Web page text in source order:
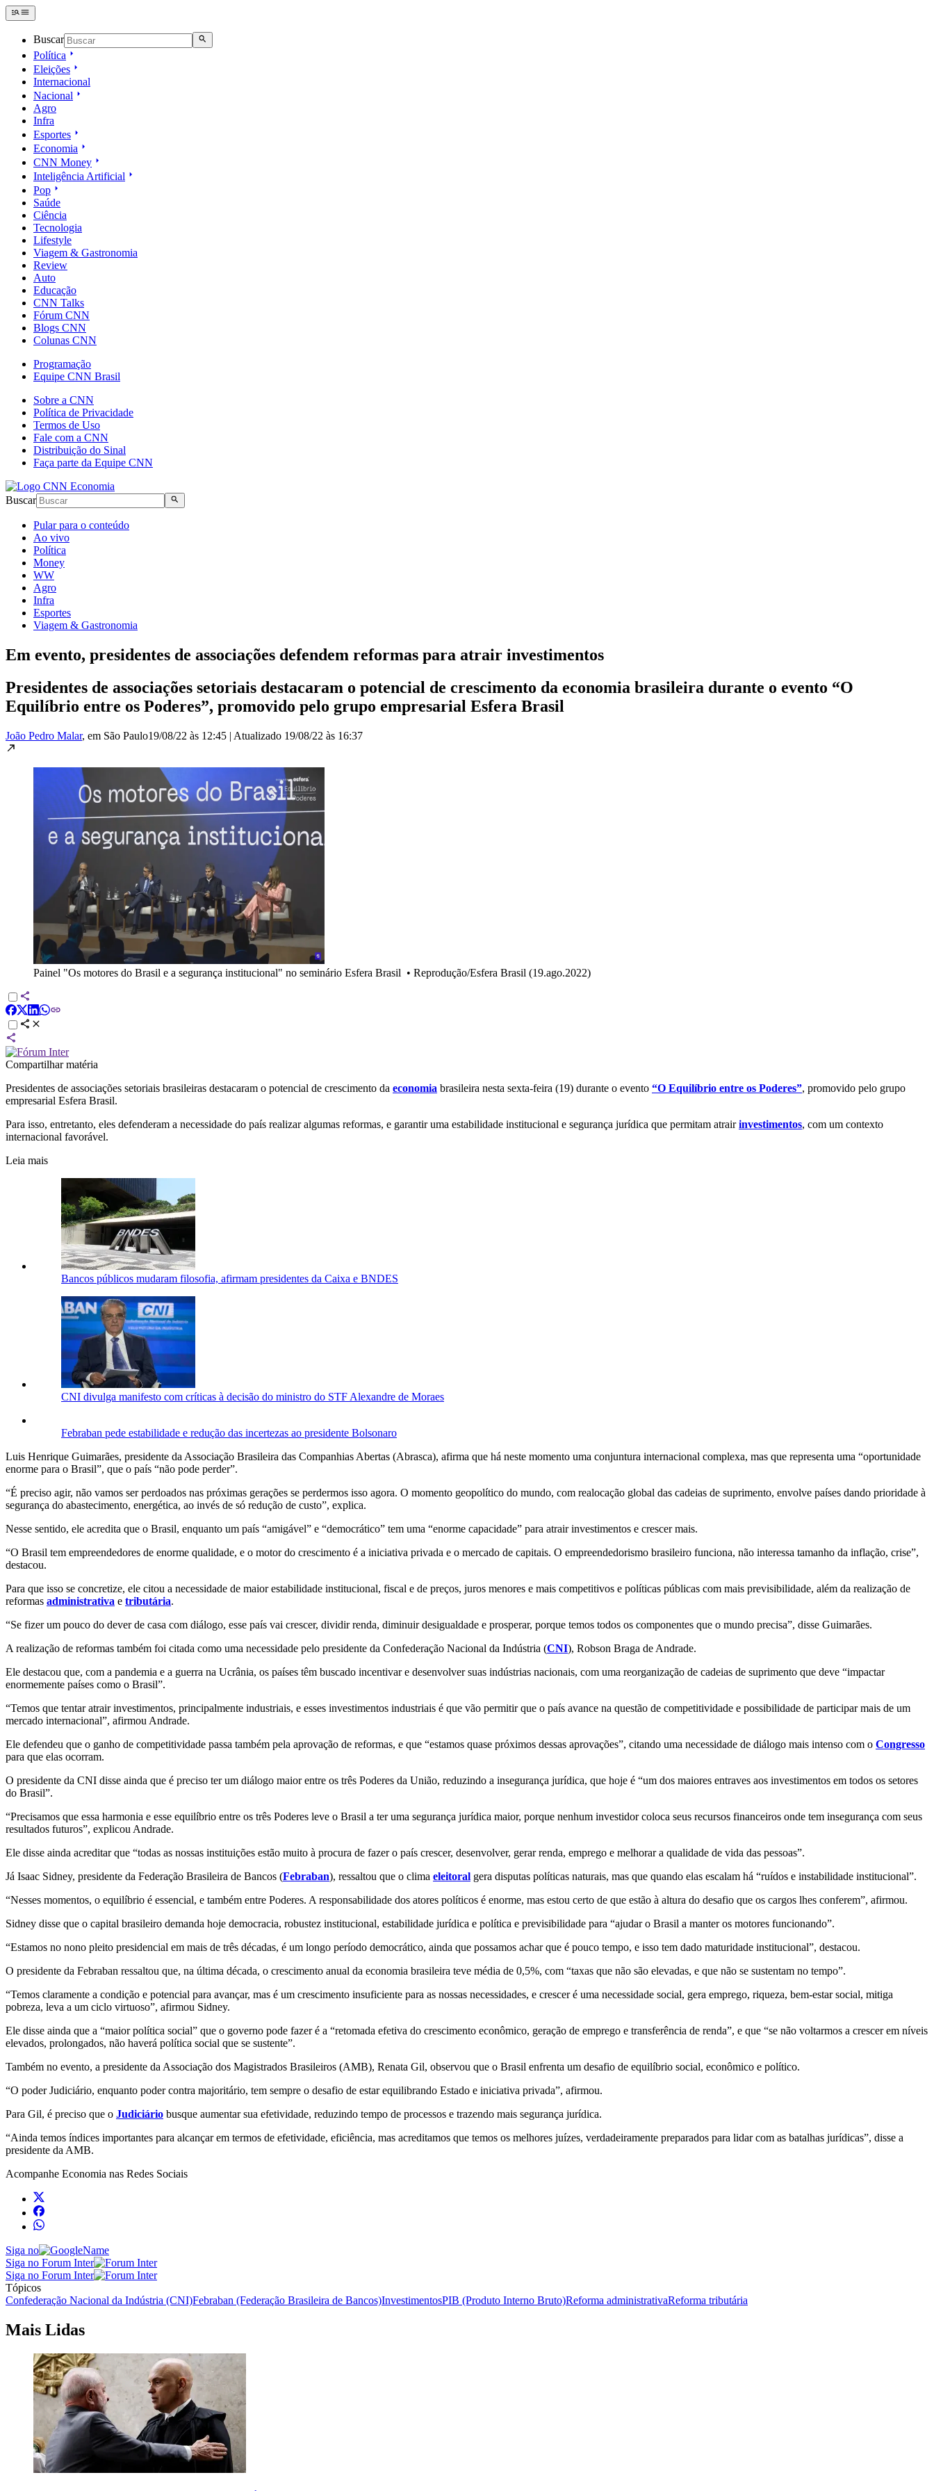
Buscar
Política
Eleições
Internacional
Nacional
Agro
Infra
Esportes
Economia
CNN Money
Inteligência Artificial
Pop
Saúde
Ciência
Tecnologia
Lifestyle
Viagem & Gastronomia
Review
Auto
Educação
CNN Talks
Fórum CNN
Blogs CNN
Colunas CNN
Programação
Equipe CNN Brasil
Sobre a CNN
Política de Privacidade
Termos de Uso
Fale com a CNN
Distribuição do Sinal
Faça parte da Equipe CNN
Buscar
Pular para o conteúdo
Ao vivo
Política
Money
WW
Agro
Infra
Esportes
Viagem & Gastronomia
Em evento, presidentes de associações defendem reformas para atrair investimentos
Presidentes de associações setoriais destacaram o potencial de crescimento da economia brasileira durante o evento “O
Equilíbrio entre os Poderes”, promovido pelo grupo empresarial Esfera Brasil
João Pedro Malar, em São Paulo19/08/22 às 12:45 | Atualizado 19/08/22 às 16:37
Painel "Os motores do Brasil e a segurança institucional" no seminário Esfera Brasil • Reprodução/Esfera Brasil (19.ago.2022)
Compartilhar matéria
Presidentes de associações setoriais brasileiras destacaram o potencial de crescimento da economia brasileira nesta sexta-feira (19) durante o evento “O Equilíbrio entre os Poderes”, promovido pelo grupo
empresarial Esfera Brasil.
Para isso, entretanto, eles defenderam a necessidade do país realizar algumas reformas, e garantir uma estabilidade institucional e segurança jurídica que permitam atrairinvestimentos, com um contexto
internacional favorável.
Leia mais
Bancos públicos mudaram filosofia, afirmam presidentes da Caixa e BNDES
CNI divulga manifesto com críticas à decisão do ministro do STF Alexandre de Moraes
Febraban pede estabilidade e redução das incertezas ao presidente Bolsonaro
Luis Henrique Guimarães, presidente da Associação Brasileira das Companhias Abertas (Abrasca), afirma que há neste momento uma conjuntura internacional complexa, mas que representa uma “oportunidade
enorme para o Brasil”, que o país “não pode perder”.
“É preciso agir, não vamos ser perdoados nas próximas gerações se perdermos isso agora. O momento geopolítico do mundo, com realocação global das cadeias de suprimento, envolve países dando prioridade à
segurança do abastecimento, energética, ao invés de só redução de custo”, explica.
Nesse sentido, ele acredita que o Brasil, enquanto um país “amigável” e “democrático” tem uma “enorme capacidade” para atrair investimentos e crescer mais.
“O Brasil tem empreendedores de enorme qualidade, e o motor do crescimento é a iniciativa privada e o mercado de capitais. O empreendedorismo brasileiro funciona, não interessa tamanho da inflação, crise”,
destacou.
Para que isso se concretize, ele citou a necessidade de maior estabilidade institucional, fiscal e de preços, juros menores e mais competitivos e políticas públicas com mais previsibilidade, além da realização de
reformas administrativa e tributária.
“Se fizer um pouco do dever de casa com diálogo, esse país vai crescer, dividir renda, diminuir desigualdade e prosperar, porque temos todos os componentes que o mundo precisa”, disse Guimarães.
A realização de reformas também foi citada como uma necessidade pelo presidente da Confederação Nacional da Indústria (CNI), Robson Braga de Andrade.
Ele destacou que, com a pandemia e a guerra na Ucrânia, os países têm buscado incentivar e desenvolver suas indústrias nacionais, com uma reorganização de cadeias de suprimento que deve “impactar
enormemente países como o Brasil”.
“Temos que tentar atrair investimentos, principalmente industriais, e esses investimentos industriais é que vão permitir que o país avance na questão de competitividade e possibilidade de participar mais de um
mercado internacional”, afirmou Andrade.
Ele defendeu que o ganho de competitividade passa também pela aprovação de reformas, e que “estamos quase próximos dessas aprovações”, citando uma necessidade de diálogo mais intenso com o Congresso
para que elas ocorram.
O presidente da CNI disse ainda que é preciso ter um diálogo maior entre os três Poderes da União, reduzindo a insegurança jurídica, que hoje é “um dos maiores entraves aos investimentos em todos os setores
do Brasil”.
“Precisamos que essa harmonia e esse equilíbrio entre os três Poderes leve o Brasil a ter uma segurança jurídica maior, porque nenhum investidor coloca seus recursos financeiros onde tem insegurança com seus
resultados futuros”, explicou Andrade.
Ele disse ainda acreditar que “todas as nossas instituições estão muito à procura de fazer o país crescer, desenvolver, gerar renda, emprego e melhorar a qualidade de vida das pessoas”.
Já Isaac Sidney, presidente da Federação Brasileira de Bancos (Febraban), ressaltou que o clima eleitoral gera disputas políticas naturais, mas que quando elas escalam há “ruídos e instabilidade institucional”.
“Nesses momentos, o equilíbrio é essencial, e também entre Poderes. A responsabilidade dos atores políticos é enorme, mas estou certo de que estão à altura do desafio que os cargos lhes conferem”, afirmou.
Sidney disse que o capital brasileiro demanda hoje democracia, robustez institucional, estabilidade jurídica e política e previsibilidade para “ajudar o Brasil a manter os motores funcionando”.
“Estamos no nono pleito presidencial em mais de três décadas, é um longo período democrático, ainda que possamos achar que é pouco tempo, e isso tem dado maturidade institucional”, destacou.
O presidente da Febraban ressaltou que, na última década, o crescimento anual da economia brasileira teve média de 0,5%, com “taxas que não são elevadas, e que não se sustentam no tempo”.
“Temos claramente a condição e potencial para avançar, mas é um crescimento insuficiente para as nossas necessidades, e crescer é uma necessidade social, gera emprego, riqueza, bem-estar social, mitiga
pobreza, leva a um ciclo virtuoso”, afirmou Sidney.
Ele disse ainda que a “maior política social” que o governo pode fazer é a “retomada efetiva do crescimento econômico, geração de emprego e transferência de renda”, e que “se não voltarmos a crescer em níveis
elevados, prolongados, não haverá política social que se sustente”.
Também no evento, a presidente da Associação dos Magistrados Brasileiros (AMB), Renata Gil, observou que o Brasil enfrenta um desafio de equilíbrio social, econômico e político.
“O poder Judiciário, enquanto poder contra majoritário, tem sempre o desafio de estar equilibrando Estado e iniciativa privada”, afirmou.
Para Gil, é preciso que o Judiciário busque aumentar sua efetividade, reduzindo tempo de processos e trazendo mais segurança jurídica.
“Ainda temos índices importantes para alcançar em termos de efetividade, eficiência, mas acreditamos que temos os melhores juízes, verdadeiramente preparados para lidar com as batalhas jurídicas”, disse a
presidente da AMB.
Acompanhe Economia nas Redes Sociais
Siga no
Siga no Forum Inter
Siga no Forum Inter
Tópicos
Confederação Nacional da Indústria (CNI)Febraban (Federação Brasileira de Bancos)InvestimentosPIB (Produto Interno Bruto)Reforma administrativaReforma tributária
Mais Lidas